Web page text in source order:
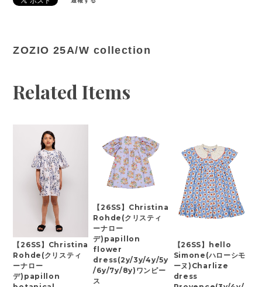
ZOZIO 25A/W collection
Related Items
【26SS】Christina
Rohde(クリスティ
ーナロー
デ)papillon
【26SS】Christina
Rohde(クリスティ
ーナロー
デ)papillon
flower
dress(2y/3y/4y/5y
/6y/7y/8y)ワンピー
ス
【26SS】hello
Simone(ハローシモ
ーヌ)Charlize
dress